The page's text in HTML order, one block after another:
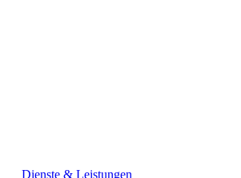
Dienste & Leistungen